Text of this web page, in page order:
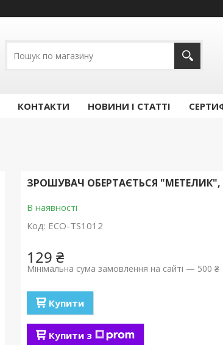
КОНТАКТИ НОВИНИ І СТАТТІ
ЗРОШУВАЧ ОБЕРТАЄТЬСЯ "МЕТЕЛИК",
В наявності
Код: ECO-TS1012
129 ₴
Мінімальна сума замовлення на сайті — 500 ₴
Купити
Купити з